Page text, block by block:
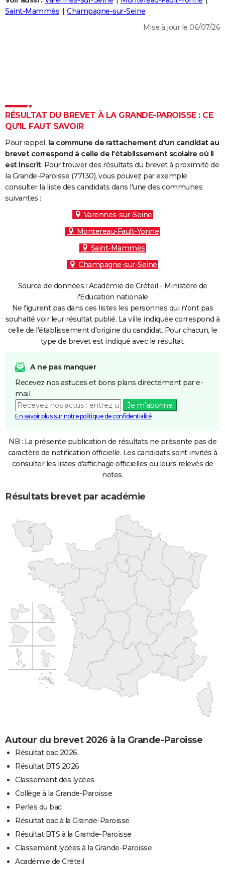
Destinations
City break
Voyage nature
Voyage de noces
Forum
Climat
+
PHOTO
Dictionnaire
Biographies
Citations
Expressions
Proverbes
PROGRAMME TV
S'inscrire
Se connecter
Lycées
Collèges
Primaires
Universités
Entreprises
Service militaire
Avis de recherche
AVIS DE DÉCÈS
FORUM
Bricolage
Lifestyle
Culture
SportAuto
Television
Voyage
Cinema
Saint-Mammès
Champagne-sur-Seine
Mise à jour le 06/07/26
RÉSULTAT DU BREVET À LA GRANDE-PAROISSE : CE
QU'IL FAUT SAVOIR
Pour rappel, la commune de rattachement d'un candidat au
brevet correspond à celle de l'établissement scolaire où il
est inscrit. Pour trouver des résultats du brevet à proximité de
la Grande-Paroisse (77130), vous pouvez par exemple
consulter la liste des candidats dans l'une des communes
suivantes :
Varennes-sur-Seine
Montereau-Fault-Yonne
Saint-Mammès
Champagne-sur-Seine
Source de données : Académie de Créteil - Ministère de
l'Education nationale
Ne figurent pas dans ces listes les personnes qui n'ont pas
souhaité voir leur résultat publié. La ville indiquée correspond à
celle de l'établissement d'origine du candidat. Pour chacun, le
type de brevet est indiqué avec le résultat.
A ne pas manquer
Recevez nos astuces et bons plans directement par e-
mail.
Je m'abonne
En savoir plus sur notre politique de confidentialité
NB : La présente publication de résultats ne présente pas de
caractère de notification officielle. Les candidats sont invités à
consulter les listes d'affichage officielles ou leurs relevés de
notes.
Résultats brevet par académie
Autour du brevet 2026 à la Grande-Paroisse
Résultat bac 2026
Résultat BTS 2026
Classement des lycées
Collège à la Grande-Paroisse
Perles du bac
Résultat bac à la Grande-Paroisse
Résultat BTS à la Grande-Paroisse
Classement lycées à la Grande-Paroisse
Académie de Créteil